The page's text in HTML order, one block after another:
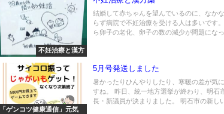
不妊治療と漢方
結婚して赤ちゃんを望んでいるのに、なか
らず病院で不妊治療を受ける人は多いです
ら卵子の老化、卵子の数の減少が問題にな
「ゲンコツ健康通信」元気
5月号発送しました
暑かったりひんやりしたり、寒暖の差が気
すね。 昨日、統一地方選挙が終わり、明石
長・新議員が決まりました。 明石市の新し